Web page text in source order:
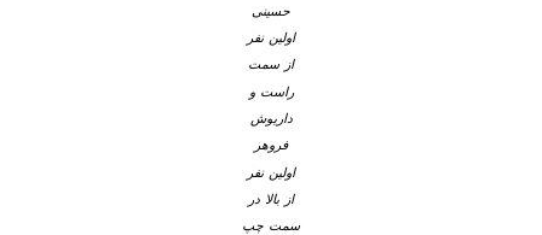
حسینی
اولین نفر
از سمت
راست و
داریوش
فروهر
اولین نفر
از بالا در
سمت چپ